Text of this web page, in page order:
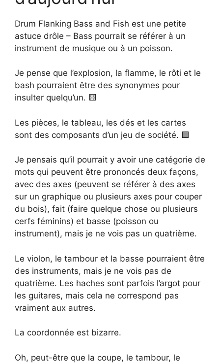
Drum Flanking Bass and Fish est une petite
astuce drôle – Bass pourrait se référer à un
instrument de musique ou à un poisson.
Je pense que l’explosion, la flamme, le rôti et le
bash pourraient être des synonymes pour
insulter quelqu’un. 🟨
Les pièces, le tableau, les dés et les cartes
sont des composants d’un jeu de société. 🟩
Je pensais qu’il pourrait y avoir une catégorie de
mots qui peuvent être prononcés deux façons,
avec des axes (peuvent se référer à des axes
sur un graphique ou plusieurs axes pour couper
du bois), fait (faire quelque chose ou plusieurs
cerfs féminins) et basse (poisson ou
instrument), mais je ne vois pas un quatrième.
Le violon, le tambour et la basse pourraient être
des instruments, mais je ne vois pas de
quatrième. Les haches sont parfois l’argot pour
les guitares, mais cela ne correspond pas
vraiment aux autres.
La coordonnée est bizarre.
Oh, peut-être que la coupe, le tambour, le